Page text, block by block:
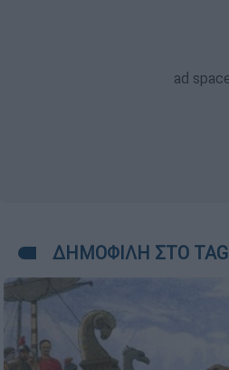
ΔΗΜΟΦΙΛΗ ΣΤΟ TAG